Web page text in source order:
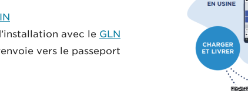
avec le GLN
vers le passeport